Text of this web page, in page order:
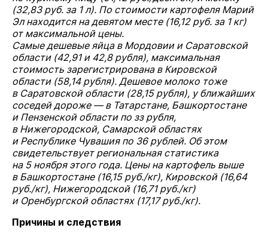
(32,83 руб. за 1 л). По стоимости картофеля Марий
Эл находится на девятом месте (16,12 руб. за 1 кг)
от максимальной цены.
Самые дешевые яйца в Мордовии и Саратовской
области (42,91 и 42,8 рубля), максимальная
стоимость зарегистрирована в Кировской
области (58,14 рубля). Дешевое молоко тоже
в Саратовской области (28,15 рубля), у ближайших
соседей дороже — в Татарстане, Башкортостане
и Пензенской области по зз рубля,
в Нижегородской, Самарской областях
и Республике Чувашия по 36 рублей. Об этом
свидетельствует региональная статистика
на 5 ноября этого года. Цены на картофель выше
в Башкортостане (16,15 руб./кг), Кировской (16,64
руб./кг), Нижегородской (16,71 руб./кг)
и Оренбургской областях (17,17 руб./кг).
Причины и следствия